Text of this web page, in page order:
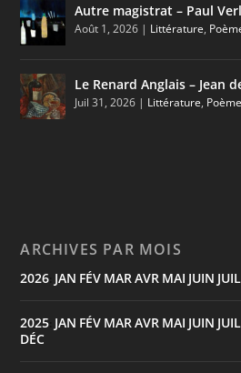
Autre magistrat – Paul
Août 1, 2026 | Littérature,
Le Renard Anglais – Jean
Juil 31, 2026 | Littérature,
ARCHIVES PAR MOIS
2026 JAN FÉV MARAVR MAI JUIN JUIL
2025 JAN FÉV MARAVR MAI JUIN JUIL
DÉC